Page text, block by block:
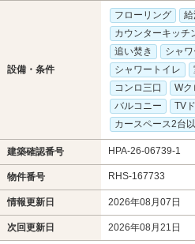
設備・条件
フローリング
カウンターキッチ
追い焚き
シャワ
シャワートイレ
コンロ三口
Wク
バルコニー
TV
カースペース2台
建築確認番号 HPA-26-06739-1
物件番号 RHS-167733
情報更新日 2026年08月07日
次回更新日 2026年08月21日